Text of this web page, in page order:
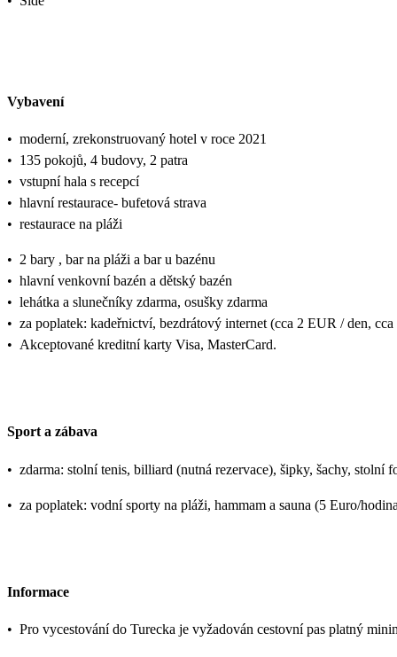
Vybavení
• moderní, zrekonstruovaný hotel v roce 2021
• 135 pokojů, 4 budovy, 2 patra
• vstupní hala s recepcí
• hlavní restaurace- bufetová strava
• restaurace na pláži
• 2 bary , bar na pláži a bar u bazénu
• hlavní venkovní bazén a dětský bazén
• lehátka a slunečníky zdarma, osušky zdarma
• za poplatek: kadeřnictví, bezdrátový internet (cca 2 EUR / den,
• Akceptované kreditní karty Visa, MasterCard.
Sport a zábava
• zdarma: stolní tenis, billiard (nutná rezervace), šipky, šachy, stolní
• za poplatek: vodní sporty na pláži, hammam a sauna (5 Euro/
Informace
• Pro vycestování do Turecka je vyžadován cestovní pas platný